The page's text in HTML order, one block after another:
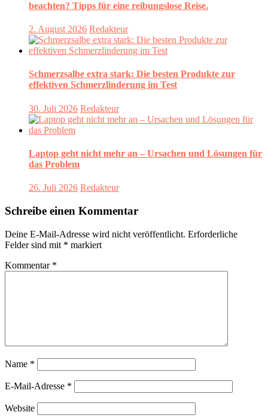
beachten? Tipps für eine reibungslose Reise.
2. August 2026 Redakteur
Schmerzsalbe extra stark: Die besten Produkte zur
effektiven Schmerzlinderung im Test
30. Juli 2026 Redakteur
Laptop geht nicht mehr an – Ursachen und Lösungen für
das Problem
26. Juli 2026 Redakteur
Schreibe einen Kommentar
Deine E-Mail-Adresse wird nicht veröffentlicht. Erforderliche
Felder sind mit * markiert
Kommentar *
Name *
E-Mail-Adresse *
Website